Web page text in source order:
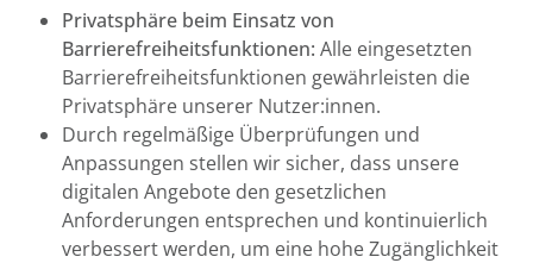
Privatsphäre beim Einsatz von
Barrierefreiheitsfunktionen: Alle eingesetzten
Barrierefreiheitsfunktionen gewährleisten die
Privatsphäre unserer Nutzer:innen.
Durch regelmäßige Überprüfungen und
Anpassungen stellen wir sicher, dass unsere
digitalen Angebote den gesetzlichen
Anforderungen entsprechen und kontinuierlich
verbessert werden, um eine hohe Zugänglichkeit